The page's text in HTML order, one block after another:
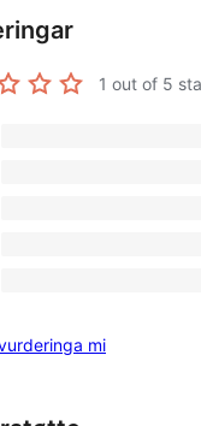
1 out of 5
mi